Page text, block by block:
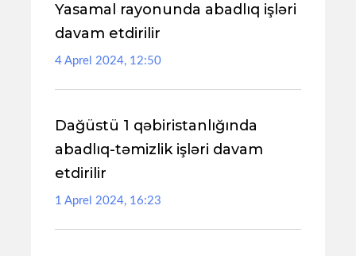
Yasamal rayonunda abadlıq işləri
davam etdirilir
4 Aprel 2024, 12:50
Dağüstü 1 qəbiristanlığında
abadlıq-təmizlik işləri davam
etdirilir
1 Aprel 2024, 16:23